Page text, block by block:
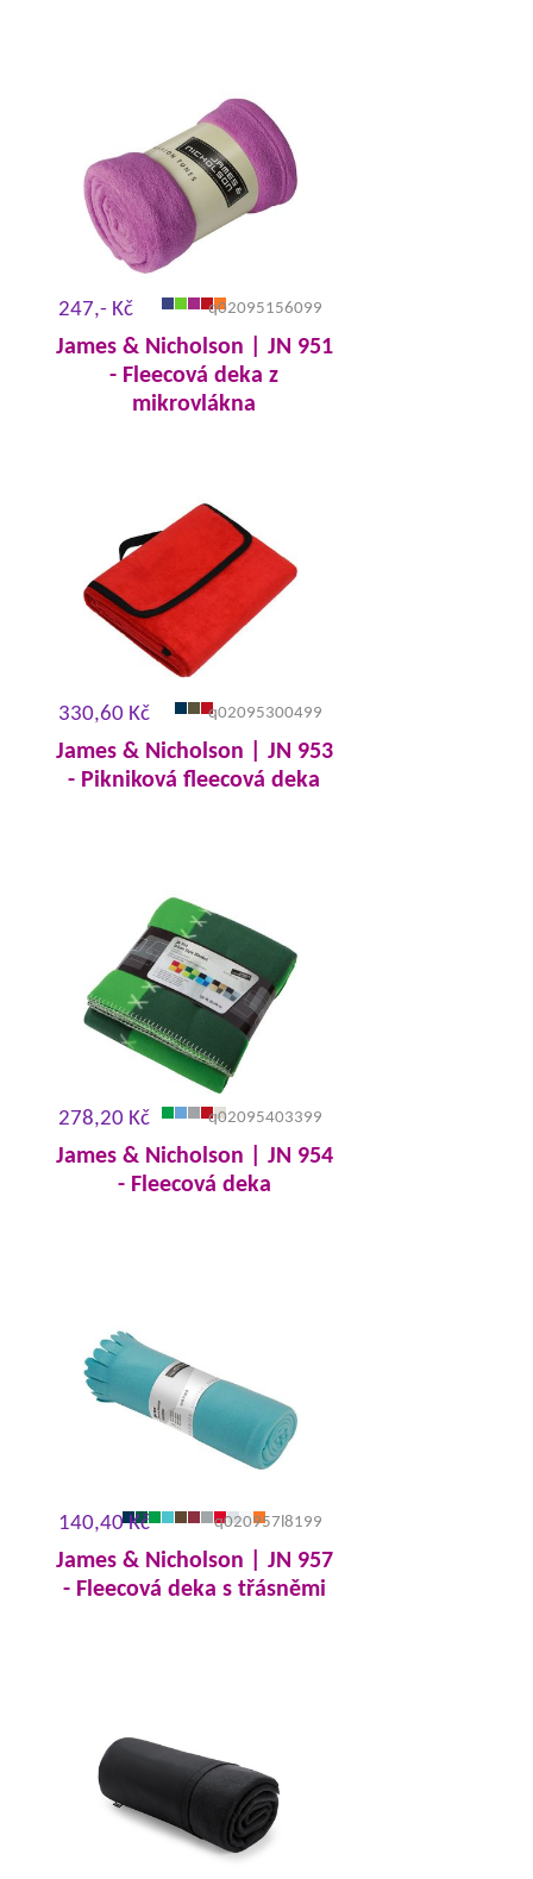
247,- Kč q02095156099
James & Nicholson | JN 951
- Fleecová deka z
mikrovlákna
330,60 Kč q02095300499
James & Nicholson | JN 953
- Pikniková fleecová deka
278,20 Kč q02095403399
James & Nicholson | JN 954
- Fleecová deka
140,40 Kč q020957l8199
James & Nicholson | JN 957
- Fleecová deka s třásněmi